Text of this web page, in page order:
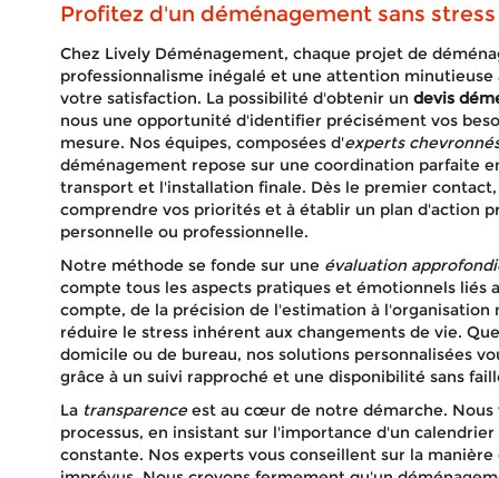
Devis
Profitez d'un déménagement sans
Chez Lively Déménagement, chaque projet de
professionnalisme inégalé et une attention
votre satisfaction. La possibilité d'obtenir un devis
nous une opportunité d'identifier précisément vos
mesure. Nos équipes, composées d'experts
déménagement repose sur une coordination parfaite
transport et l'installation finale. Dès le premier
comprendre vos priorités et à établir un plan d'action
personnelle ou professionnelle.
Notre méthode se fonde sur une évaluation
compte tous les aspects pratiques et émotionnels liés
compte, de la précision de l'estimation à
réduire le stress inhérent aux changements de vie.
domicile ou de bureau, nos solutions personnalisées
grâce à un suivi rapproché et une disponibilité sans
La transparenceest au cœur de notre démarche. Nous
processus, en insistant sur l'importance d'un
constante. Nos experts vous conseillent sur la